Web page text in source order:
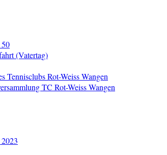
(Vatertag)
Tennisclubs Rot-Weiss Wangen
TC Rot-Weiss Wangen